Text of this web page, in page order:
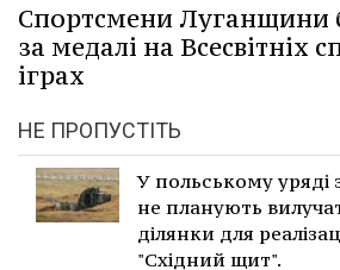
Спортсмени Луганщини
за медалі на Всесвітніх
іграх
НЕ ПРОПУСТІТЬ
У польському
не планують
ділянки для
"Східний щит".